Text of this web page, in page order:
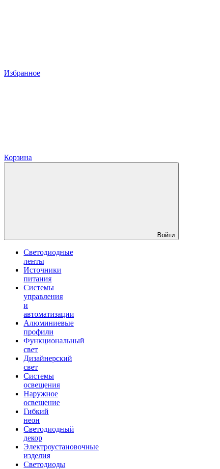
Избранное
Корзина
Войти
Светодиодные
ленты
Источники
питания
Системы
управления
и
автоматизации
Алюминиевые
профили
Функциональный
свет
Дизайнерский
свет
Системы
освещения
Наружное
освещение
Гибкий
неон
Светодиодный
декор
Электроустановочные
изделия
Светодиоды